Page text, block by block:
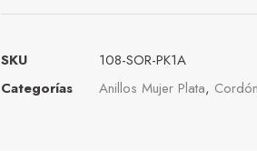
SKU
108-SOR-PK1A
Categorías
Anillos Mujer Plata,